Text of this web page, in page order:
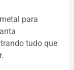
para
tudo que